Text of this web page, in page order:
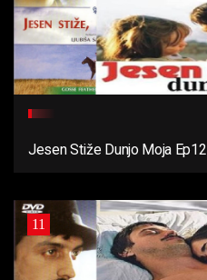
Jesen Stiže Dunjo Moja Ep12
11